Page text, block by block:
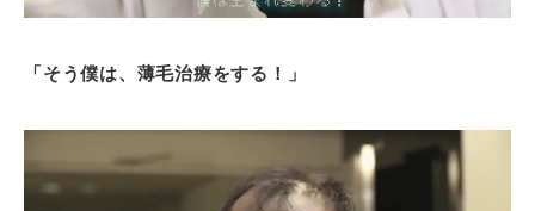
「そう僕は、薄毛治療をする！」